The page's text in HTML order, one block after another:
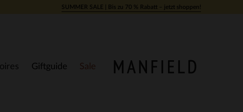
SUMMER SALE | Bis zu 70 % Rabatt – jetzt shoppen!
Giftguide Sale